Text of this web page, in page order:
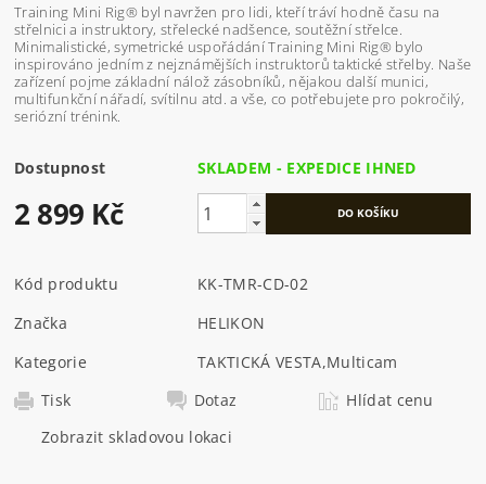
Training Mini Rig® byl navržen pro lidi, kteří tráví hodně času na
střelnici a instruktory, střelecké nadšence, soutěžní střelce.
Minimalistické, symetrické uspořádání Training Mini Rig® bylo
inspirováno jedním z nejznámějších instruktorů taktické střelby. Naše
zařízení pojme základní nálož zásobníků, nějakou další munici,
multifunkční nářadí, svítilnu atd. a vše, co potřebujete pro pokročilý,
seriózní trénink.
Dostupnost SKLADEM - EXPEDICE IHNED
2 899 Kč
Kód produktu
KK-TMR-CD-02
Značka
HELIKON
Kategorie
TAKTICKÁ VESTA,Multicam
Tisk
Dotaz
Hlídat cenu
Zobrazit skladovou lokaci